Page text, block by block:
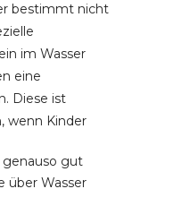
bestimmt nicht
im Wasser
eine
Diese ist
wenn Kinder
genauso gut
über Wasser